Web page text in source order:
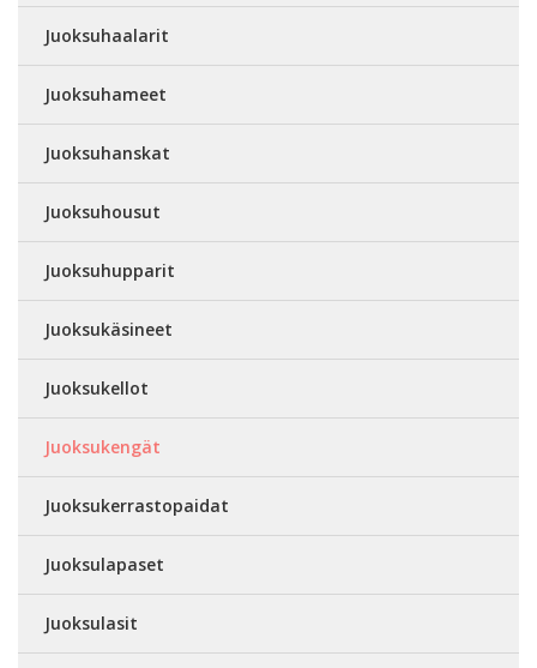
Juoksuhaalarit
Juoksuhameet
Juoksuhanskat
Juoksuhousut
Juoksuhupparit
Juoksukäsineet
Juoksukellot
Juoksukengät
Juoksukerrastopaidat
Juoksulapaset
Juoksulasit